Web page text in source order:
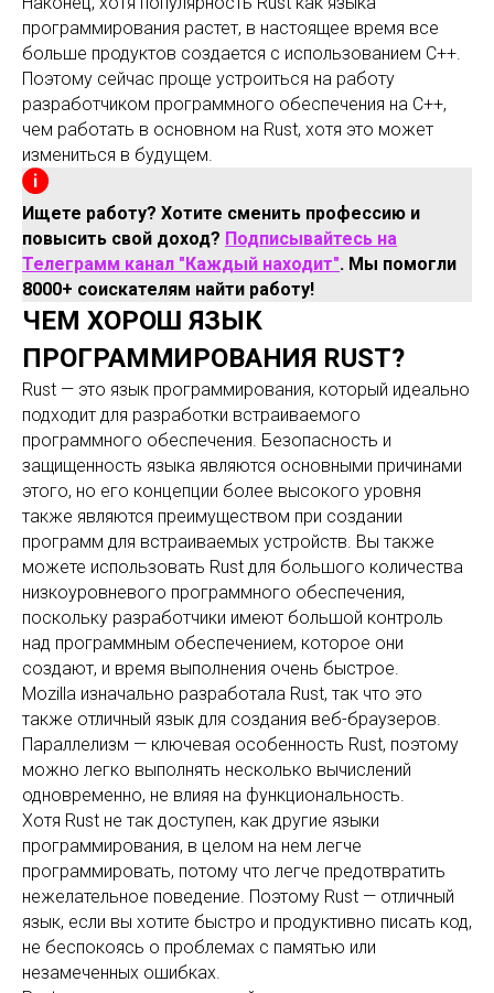
программирования растет, в настоящее время все
больше продуктов создается с использованием C++.
Поэтому сейчас проще устроиться на работу
разработчиком программного обеспечения на C++,
чем работать в основном на Rust, хотя это может
измениться в будущем.
Ищете работу? Хотите сменить профессию и
повысить свой доход? Подписывайтесь на
Телеграмм канал "Каждый находит". Мы помогли
8000+ соискателям найти работу!
ЧЕМ ХОРОШ ЯЗЫК
ПРОГРАММИРОВАНИЯ RUST?
Rust — это язык программирования, который идеально
подходит для разработки встраиваемого
программного обеспечения. Безопасность и
защищенность языка являются основными причинами
этого, но его концепции более высокого уровня
также являются преимуществом при создании
программ для встраиваемых устройств. Вы также
можете использовать Rust для большого количества
низкоуровневого программного обеспечения,
поскольку разработчики имеют большой контроль
над программным обеспечением, которое они
создают, и время выполнения очень быстрое.
Mozilla изначально разработала Rust, так что это
также отличный язык для создания веб-браузеров.
Параллелизм — ключевая особенность Rust, поэтому
можно легко выполнять несколько вычислений
одновременно, не влияя на функциональность.
Хотя Rust не так доступен, как другие языки
программирования, в целом на нем легче
программировать, потому что легче предотвратить
нежелательное поведение. Поэтому Rust — отличный
язык, если вы хотите быстро и продуктивно писать код,
не беспокоясь о проблемах с памятью или
незамеченных ошибках.